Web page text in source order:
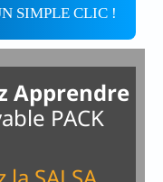
SIMPLE CLIC !
Apprendre
PACK